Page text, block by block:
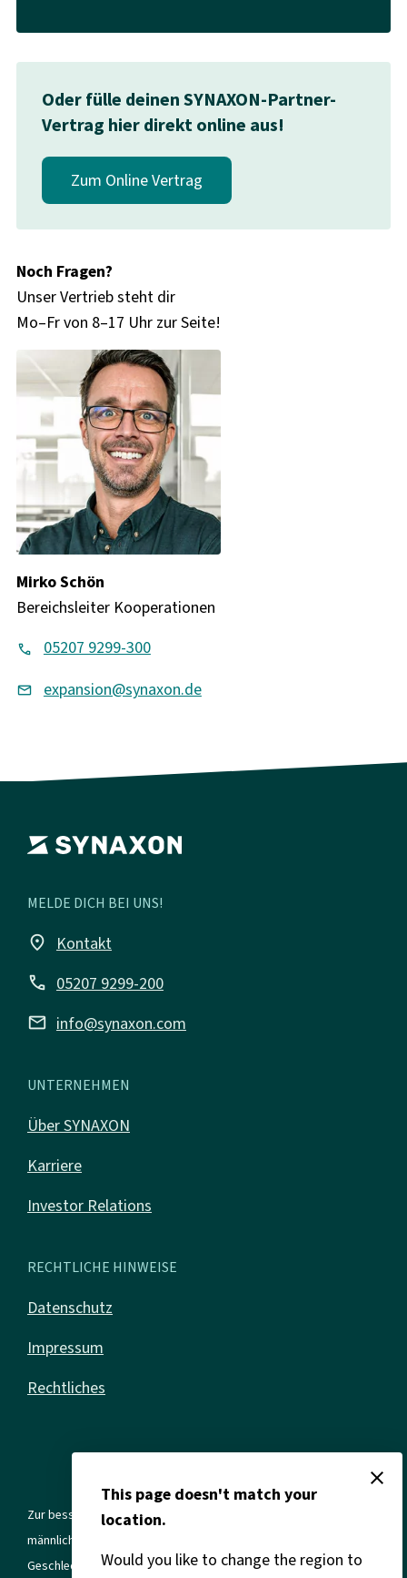
Oder fülle deinen SYNAXON-Partner-
Vertrag hier direkt online aus!
Zum Online Vertrag
Noch Fragen?
Unser Vertrieb steht dir
Mo–Fr von 8–17 Uhr zur Seite!
Mirko Schön
Bereichsleiter Kooperationen
05207 9299-300
expansion@synaxon.de
MELDE DICH BEI UNS!
place Kontakt
call 05207 9299-200
mail info@synaxon.com
UNTERNEHMEN
Über SYNAXON
Karriere
Investor Relations
RECHTLICHE HINWEISE
Datenschutz
Impressum
Rechtliches
Zur besseren Lesbarkeit verwenden wir in allen Texten die
männliche Form. Gemeint sind jedoch immer alle Geschlechter und
Geschlechtsidentitäten.
close
This page doesn't match your
location.
Would you like to change the region to